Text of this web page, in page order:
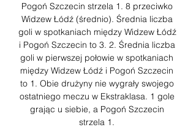
Pogoń Szczecin strzela 1. 8 przeciwko
Widzew Łódź (średnio). Średnia liczba
goli w spotkaniach między Widzew Łódź
i Pogoń Szczecin to 3. 2. Średnia liczba
goli w pierwszej połowie w spotkaniach
między Widzew Łódź i Pogoń Szczecin
to 1. Obie drużyny nie wygrały swojego
ostatniego meczu w Ekstraklasa. 1 gole
grając u siebie, a Pogoń Szczecin
strzela 1.